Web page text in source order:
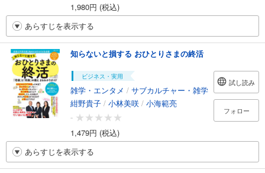
1,980円 (税込)
あらすじを表示する
知らないと損する おひとりさまの終活
ビジネス・実用
雑学・エンタメ / サブカルチャー・雑学
紺野貴子 / 小林美咲 / 小海範亮
-
1,479円 (税込)
試し読み
フォロー
あらすじを表示する